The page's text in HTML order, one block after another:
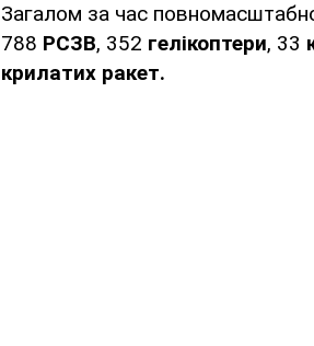
Загалом за час
788 РСЗВ, 352 гелікоптери, 33
крилатих ракет.